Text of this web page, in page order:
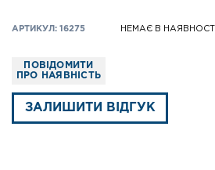
АРТИКУЛ: 16275 НЕМАЄ В НАЯВНОСТІ
ПОВІДОМИТИ
ПРО НАЯВНІСТЬ
ЗАЛИШИТИ ВІДГУК